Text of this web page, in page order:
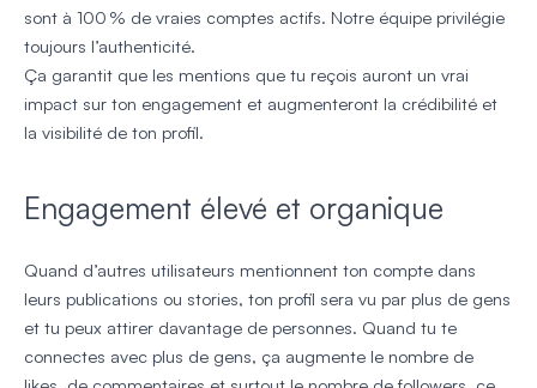
sont à 100 % de vraies comptes actifs. Notre équipe privilégie
toujours l’authenticité.
Ça garantit que les mentions que tu reçois auront un vrai
impact sur ton engagement et augmenteront la crédibilité et
la visibilité de ton profil.
Engagement élevé et organique
Quand d’autres utilisateurs mentionnent ton compte dans
leurs publications ou stories, ton profil sera vu par plus de gens
et tu peux attirer davantage de personnes. Quand tu te
connectes avec plus de gens, ça augmente le nombre de